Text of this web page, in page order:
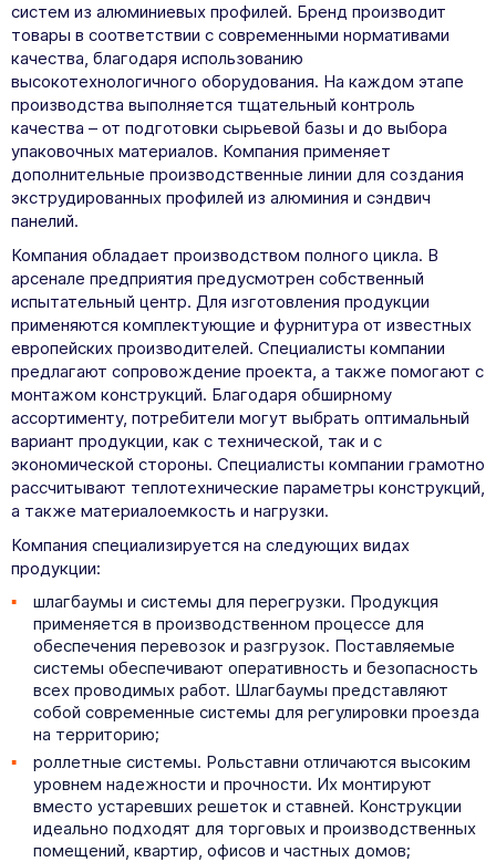
систем из алюминиевых профилей. Бренд производит
товары в соответствии с современными нормативами
качества, благодаря использованию
высокотехнологичного оборудования. На каждом этапе
производства выполняется тщательный контроль
качества – от подготовки сырьевой базы и до выбора
упаковочных материалов. Компания применяет
дополнительные производственные линии для создания
экструдированных профилей из алюминия и сэндвич
панелий.
Компания обладает производством полного цикла. В
арсенале предприятия предусмотрен собственный
испытательный центр. Для изготовления продукции
применяются комплектующие и фурнитура от известных
европейских производителей. Специалисты компании
предлагают сопровождение проекта, а также помогают с
монтажом конструкций. Благодаря обширному
ассортименту, потребители могут выбрать оптимальный
вариант продукции, как с технической, так и с
экономической стороны. Специалисты компании грамотно
рассчитывают теплотехнические параметры конструкций,
а также материалоемкость и нагрузки.
Компания специализируется на следующих видах
продукции:
шлагбаумы и системы для перегрузки. Продукция
применяется в производственном процессе для
обеспечения перевозок и разгрузок. Поставляемые
системы обеспечивают оперативность и безопасность
всех проводимых работ. Шлагбаумы представляют
собой современные системы для регулировки проезда
на территорию;
роллетные системы. Рольставни отличаются высоким
уровнем надежности и прочности. Их монтируют
вместо устаревших решеток и ставней. Конструкции
идеально подходят для торговых и производственных
помещений, квартир, офисов и частных домов;